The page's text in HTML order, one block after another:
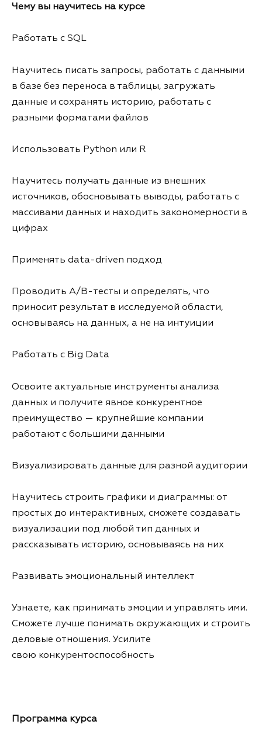
Чему вы научитесь на курсе
Работать с SQL
Научитесь писать запросы, работать с данными
в базе без переноса в таблицы, загружать
данные и сохранять историю, работать с
разными форматами файлов
Использовать Python или R
Научитесь получать данные из внешних
источников, обосновывать выводы, работать с
массивами данных и находить закономерности в
цифрах
Применять data-driven подход
Проводить A/B-тесты и определять, что
приносит результат в исследуемой области,
основываясь на данных, а не на интуиции
Работать с Big Data
Освоите актуальные инструменты анализа
данных и получите явное конкурентное
преимущество — крупнейшие компании
работают с большими данными
Визуализировать данные для разной аудитории
Научитесь строить графики и диаграммы: от
простых до интерактивных, сможете создавать
визуализации под любой тип данных и
рассказывать историю, основываясь на них
Развивать эмоциональный интеллект
Узнаете, как принимать эмоции и управлять ими.
Сможете лучше понимать окружающих и строить
деловые отношения. Усилите
свою конкурентоспособность
Программа курса